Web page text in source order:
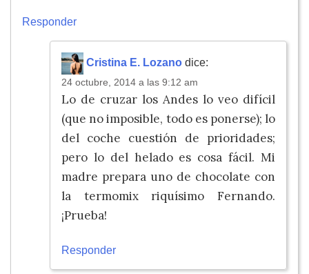
Responder
Cristina E. Lozano dice:
24 octubre, 2014 a las 9:12 am
Lo de cruzar los Andes lo veo difícil
(que no imposible, todo es ponerse); lo
del coche cuestión de prioridades;
pero lo del helado es cosa fácil. Mi
madre prepara uno de chocolate con
la termomix riquísimo Fernando.
¡Prueba!
Responder